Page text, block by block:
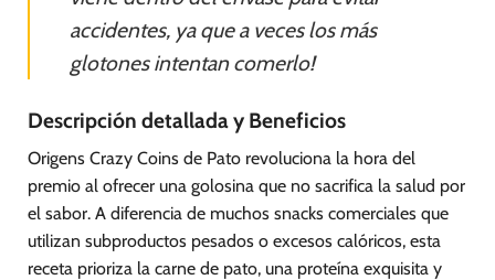
accidentes, ya que a veces los más
glotones intentan comerlo!
Descripción detallada y Beneficios
Origens Crazy Coins de Pato revoluciona la hora del
premio al ofrecer una golosina que no sacrifica la salud por
el sabor. A diferencia de muchos snacks comerciales que
utilizan subproductos pesados o excesos calóricos, esta
receta prioriza la carne de pato, una proteína exquisita y